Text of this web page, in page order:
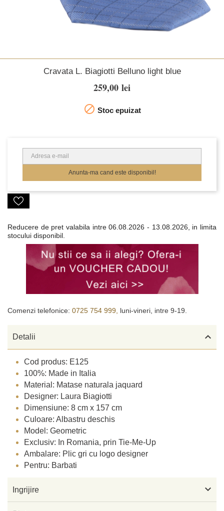
Cravata L. Biagiotti Belluno light blue
259,00 lei
 Stoc epuizat
Anunta-ma cand este disponibil!
Reducere de pret valabila intre06.08.2026 - 13.08.2026, in limita
stocului disponibil.
Comenzi telefonice: 0725 754 999, luni-vineri, intre 9-19.
Detalii 
Cod produs: E125
100%: Made in Italia
Material: Matase naturala jaquard
Designer: Laura Biagiotti
Dimensiune: 8 cm x 157 cm
Culoare: Albastru deschis
Model: Geometric
Exclusiv: In Romania, prin Tie-Me-Up
Ambalare: Plic gri cu logo designer
Pentru: Barbati
Ingrijire 